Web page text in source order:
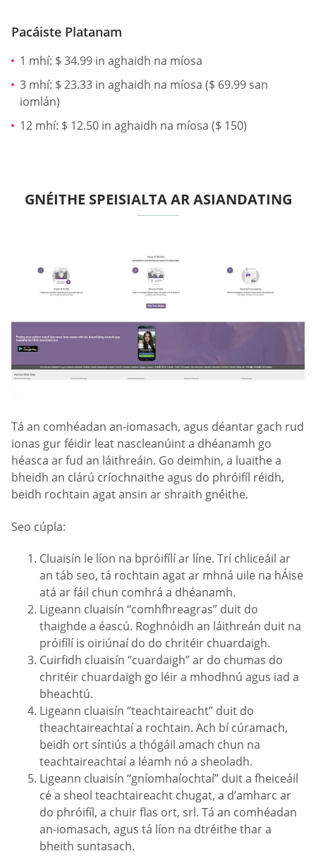
Pacáiste Platanam
1 mhí: $ 34.99 in aghaidh na míosa
3 mhí: $ 23.33 in aghaidh na míosa ($ 69.99 san
iomlán)
12 mhí: $ 12.50 in aghaidh na míosa ($ 150)
GNÉITHE SPEISIALTA AR ASIANDATING
Tá an comhéadan an-iomasach, agus déantar gach rud
ionas gur féidir leat nascleanúint a dhéanamh go
héasca ar fud an láithreáin. Go deimhin, a luaithe a
bheidh an clárú críochnaithe agus do phróifíl réidh,
beidh rochtain agat ansin ar shraith gnéithe.
Seo cúpla:
Cluaisín le líon na bpróifílí ar líne. Trí chliceáil ar
an táb seo, tá rochtain agat ar mhná uile na hÁise
atá ar fáil chun comhrá a dhéanamh.
Ligeann cluaisín “comhfhreagras” duit do
thaighde a éascú. Roghnóidh an láithreán duit na
próifílí is oiriúnaí do do chritéir chuardaigh.
Cuirfidh cluaisín “cuardaigh” ar do chumas do
chritéir chuardaigh go léir a mhodhnú agus iad a
bheachtú.
Ligeann cluaisín “teachtaireacht” duit do
theachtaireachtaí a rochtain. Ach bí cúramach,
beidh ort síntiús a thógáil amach chun na
teachtaireachtaí a léamh nó a sheoladh.
Ligeann cluaisín “gníomhaíochtaí” duit a fheiceáil
cé a sheol teachtaireacht chugat, a d’amharc ar
do phróifíl, a chuir flas ort, srl. Tá an comhéadan
an-iomasach, agus tá líon na dtréithe thar a
bheith suntasach.